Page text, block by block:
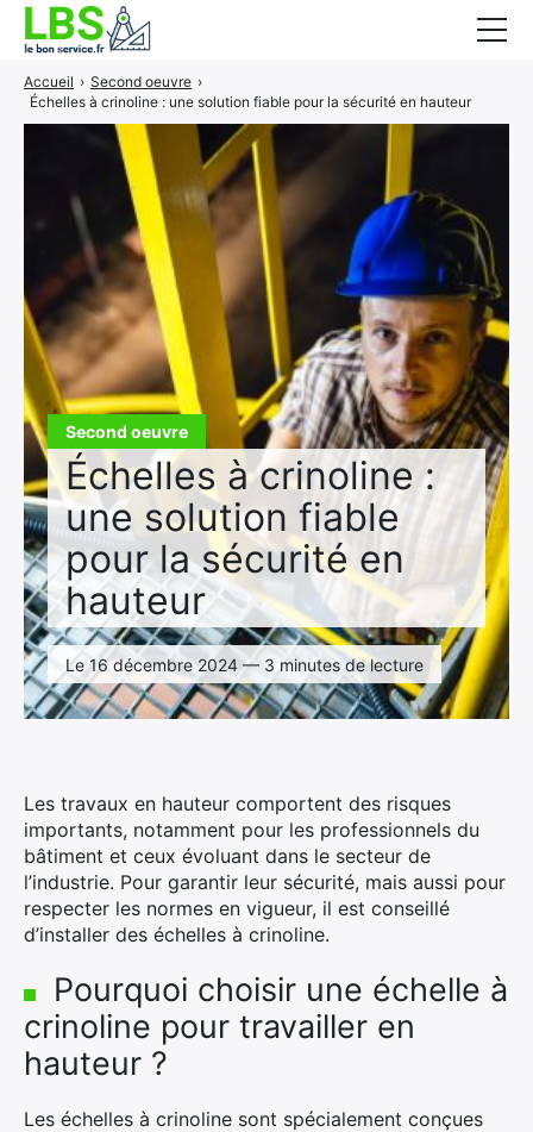
Second oeuvre
Échelles à crinoline :
une solution fiable
pour la sécurité en
hauteur
Le 16 décembre 2024 — 3 minutes de lecture
Accueil › Second oeuvre ›
Échelles à crinoline : une solution fiable pour la sécurité en hauteur
Les travaux en hauteur comportent des risques
importants, notamment pour les professionnels du
bâtiment et ceux évoluant dans le secteur de
l’industrie. Pour garantir leur sécurité, mais aussi pour
respecter les normes en vigueur, il est conseillé
d’installer des échelles à crinoline.
Pourquoi choisir une échelle à
crinoline pour travailler en
hauteur ?
Les échelles à crinoline sont spécialement conçues
Gros oeuvre
Second oeuvre
Aménagement intérieur
Piscine et jardin
Services associés